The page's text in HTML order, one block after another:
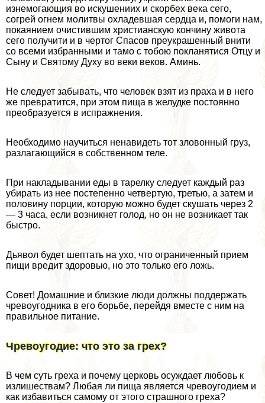
изнемогающия во искушениих и скорбех века сего,
согрей огнем молитвы охладевшая сердца и, помоги нам,
покаянием очистившим христианскую кончину живота
сего получити и в чертог Спасов преукрашенный внити
со всеми избранными и тамо с тобою покланятися Отцу и
Сыну и Святому Духу во веки веков. Аминь.
Не следует забывать, что человек взят из праха и в него
же превратится, при этом пища в желудке постоянно
преобразуется в испpaжнeния.
Необходимо научиться ненавидеть тот зловонный груз,
разлагающийся в собственном теле.
При накладывании еды в тарелку следует каждый раз
убирать из нее постепенно четвертую, третью, а затем и
половину порции, которую можно будет скушать через 2
— 3 часа, если возникнет голод, но он не возникает так
быстро.
Дьявол будет шептать на ухо, что ограниченный прием
пищи вредит здоровью, но это только его ложь.
Совет! Домашние и близкие люди должны поддержать
чревоугодника в его борьбе, перейдя вместе с ним на
правильное питание.
Чревоугодие: что это за грех?
В чем суть греха и почему церковь осуждает любовь к
излишествам? Любая ли пища является чревоугодием и
как избавиться самому от этого страшного греха?